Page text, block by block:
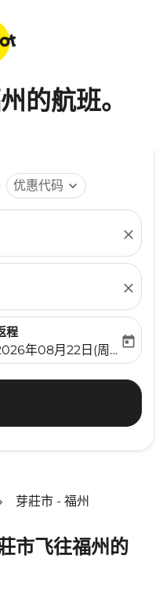
的航班。
优惠代码 expand_more
close
close
aria-label
程
booking-return-date-
年08月22日(周六)
today
芽莊市 - 福州
市飞往福州的
请调整您的筛选条件。